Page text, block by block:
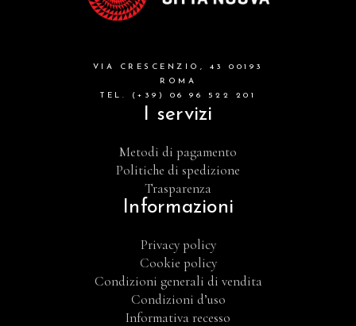
VIA CRESCENZIO, 43 00193
ROMA
TEL. (+39) 06 96 522 201
I servizi
Metodi di pagamento
Politiche di spedizione
Trasparenza
Informazioni
Privacy policy
Cookie policy
Condizioni generali di vendita
Condizioni d’uso
Informativa recesso